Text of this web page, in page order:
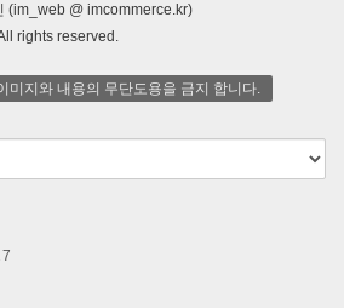
(im_web @ imcommerce.kr)
rights reserved.
미지와 내용의 무단도용을 금지 합니다.